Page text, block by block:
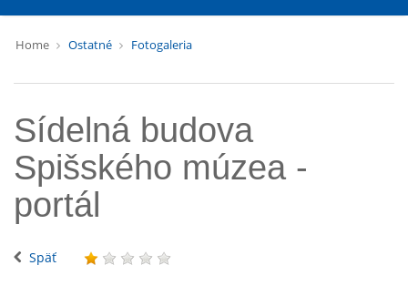
Home Ostatné Fotogaleria
Sídelná budova
Spišského múzea -
portál
Späť